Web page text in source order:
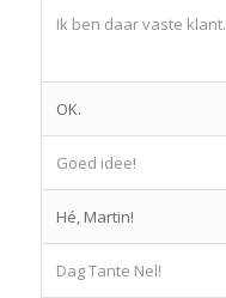
Ik ben daar vaste klant.
OK.
Goed idee!
Hé, Martin!
Dag Tante Nel!